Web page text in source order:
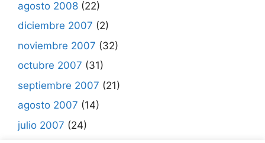
agosto 2008 (22)
diciembre 2007 (2)
noviembre 2007 (32)
octubre 2007 (31)
septiembre 2007 (21)
agosto 2007 (14)
julio 2007 (24)